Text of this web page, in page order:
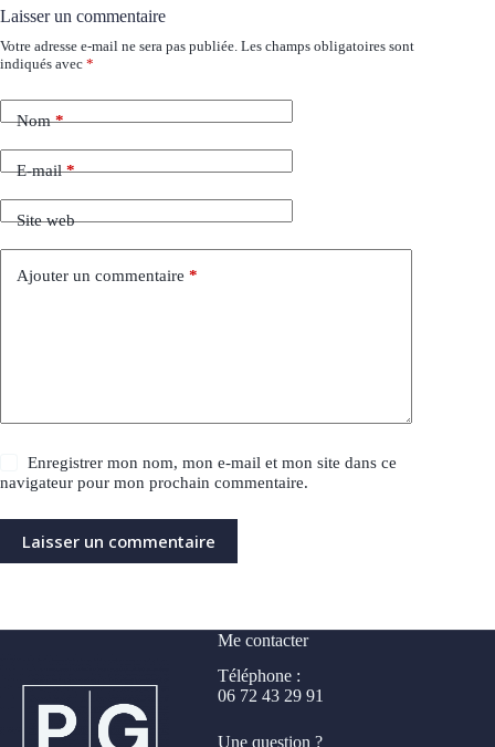
Laisser un commentaire
Votre adresse e-mail ne sera pas publiée. Les champs obligatoires sont
indiqués avec *
Nom*
E-mail*
Site web
Ajouter un commentaire *
Enregistrer mon nom, mon e-mail et mon site dans ce
navigateur pour mon prochain commentaire.
Laisser un commentaire
Me contacter
Téléphone :
06 72 43 29 91
Une question ?